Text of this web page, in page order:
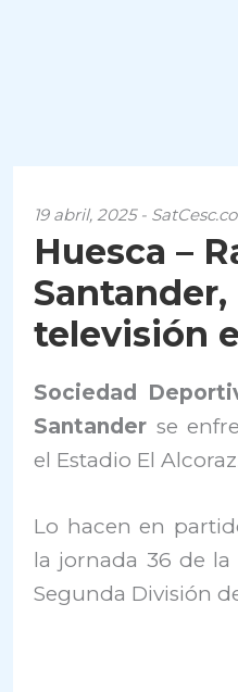
19 abril, 2025 -
Huesca –
televisión
Sociedad
Santander se
el Estadio El
Lo hacen en
la jornada 36 de
Segunda División